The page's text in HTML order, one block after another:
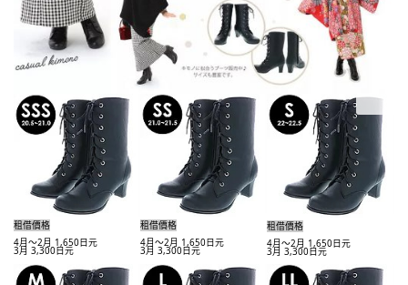
租借價格
4月～2月 1,650日元
3月 3,300日元
租借價格
4月～2月 1,650日元
3月 3,300日元
租借價格
4月～2月 1,650日元
3月 3,300日元